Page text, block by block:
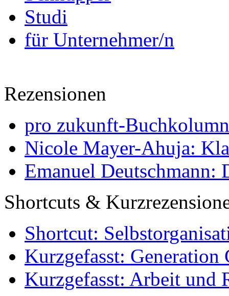
Studi
für Unternehmer/n
Rezensionen
pro zukunft-
Nicole Mayer-Ahuja:
Emanuel Deutschmann:
Shortcuts &
Shortcut:
Kurzgefasst: Generation
Kurzgefasst: Arbeit und